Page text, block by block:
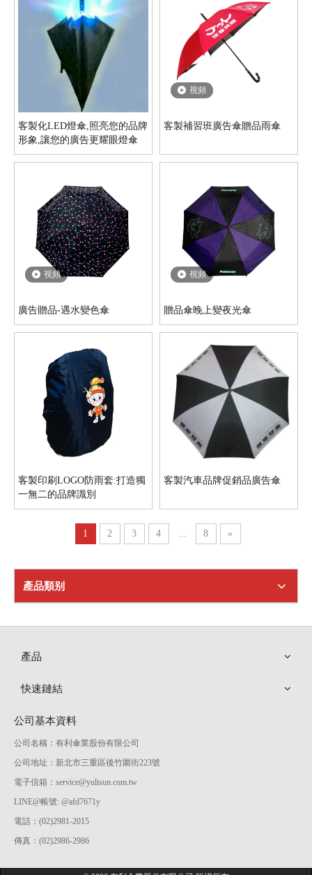
客製化LED燈傘,照亮您的品牌
形象,讓您的廣告更耀眼燈傘
視頻
客製補習班廣告傘贈品雨傘
視頻
廣告贈品-遇水變色傘
視頻
贈品傘晚上變夜光傘
客製印刷LOGO防雨套:打造獨
一無二的品牌識別
客製汽車品牌促銷品廣告傘
1 2 3 4 ... 8 »
產品類别
產品
快速鏈結
公司基本資料
公司名稱：有利傘業股份有限公司
公司地址：新北市三重區後竹圍街223號
電子信箱： service@yulisun.com.tw
LINE@帳號: @afd7671y
電話：(02)2981-2015
傳真：(02)2986-2986